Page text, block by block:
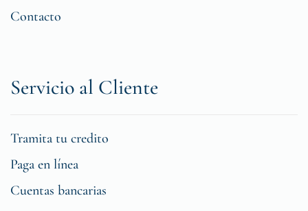
Contacto
Servicio al Cliente
Tramita tu credito
Paga en línea
Cuentas bancarias